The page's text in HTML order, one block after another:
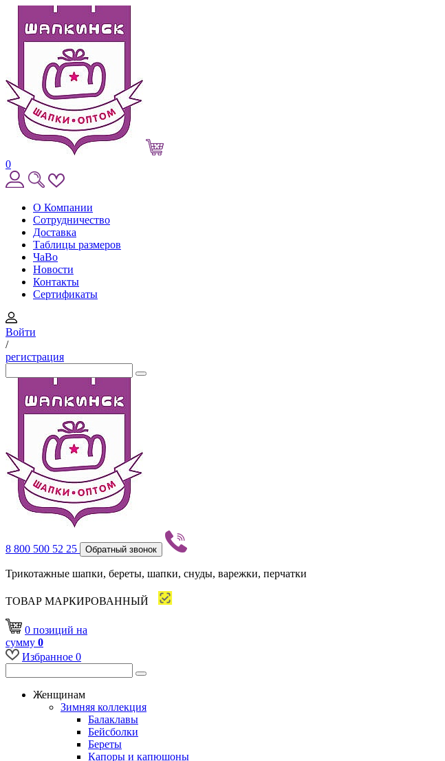
0
О Компании
Сотрудничество
Доставка
Таблицы размеров
ЧаВо
Новости
Контакты
Сертификаты
Войти
/
регистрация
8 800 500 52 25 Обратный звонок
Трикотажные шапки, береты, шапки, снуды, варежки, перчатки
ТОВАР МАРКИРОВАННЫЙ
0 позиций на
сумму 0
Избранное 0
Женщинам
Зимняя коллекция
Балаклавы
Бейсболки
Береты
Капоры и капюшоны